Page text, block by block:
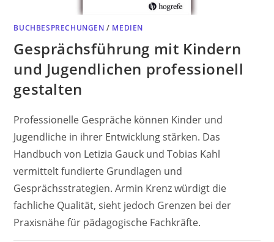
BUCHBESPRECHUNGEN / MEDIEN
Gesprächsführung mit Kindern
und Jugendlichen professionell
gestalten
Professionelle Gespräche können Kinder und
Jugendliche in ihrer Entwicklung stärken. Das
Handbuch von Letizia Gauck und Tobias Kahl
vermittelt fundierte Grundlagen und
Gesprächsstrategien. Armin Krenz würdigt die
fachliche Qualität, sieht jedoch Grenzen bei der
Praxisnähe für pädagogische Fachkräfte.